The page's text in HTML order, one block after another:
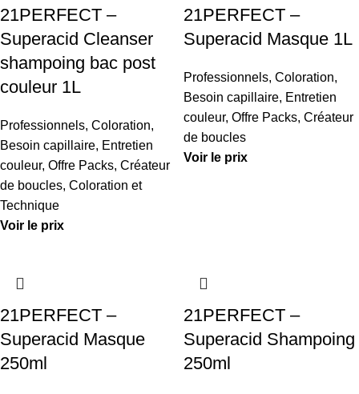
21PERFECT –
Superacid Cleanser
shampoing bac post
couleur 1L
Professionnels, Coloration,
Besoin capillaire, Entretien
couleur, Offre Packs, Créateur
de boucles, Coloration et
Technique
Voir le prix
21PERFECT –
Superacid Masque 1L
Professionnels, Coloration,
Besoin capillaire, Entretien
couleur, Offre Packs, Créateur
de boucles
Voir le prix
21PERFECT –
Superacid Masque
250ml
21PERFECT –
Superacid Shampoing
250ml